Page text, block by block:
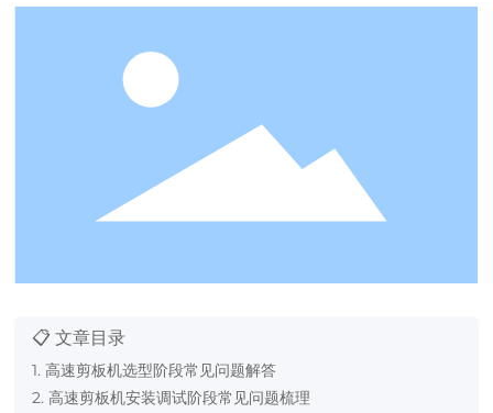
📋 文章目录
1. 高速剪板机选型阶段常见问题解答
2. 高速剪板机安装调试阶段常见问题梳理